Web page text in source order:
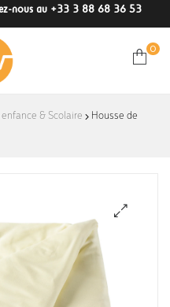
nous au +33 3 88 68 36 53
0
& Scolaire
Housse de